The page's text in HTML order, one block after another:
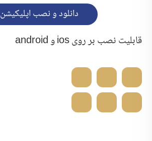
دانلود و نصب اپلیکیشن
قابلیت نصب بر روی ios و android